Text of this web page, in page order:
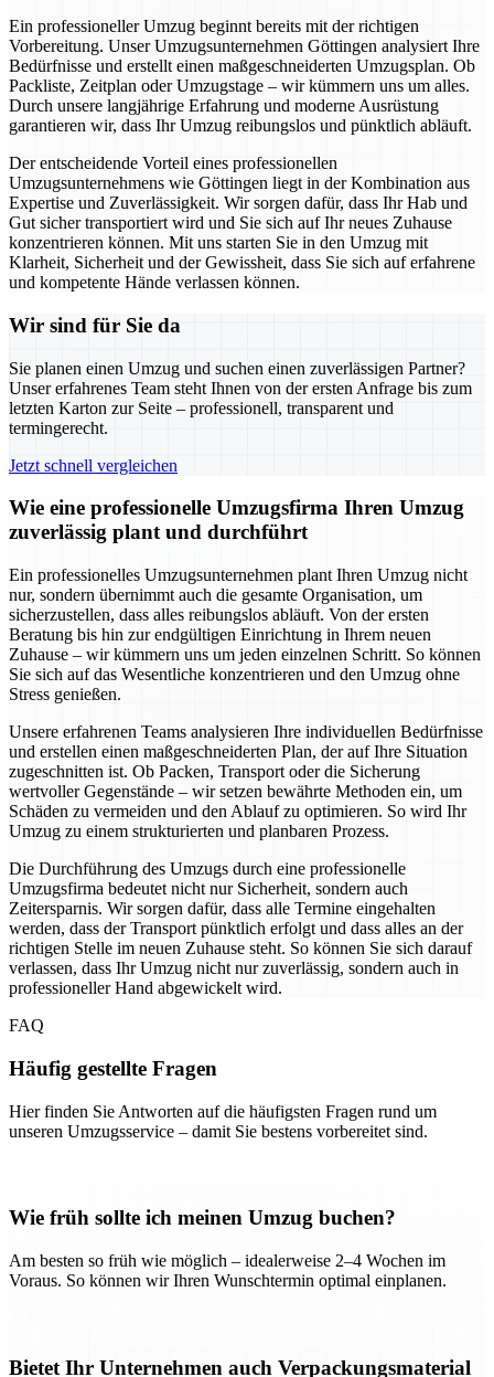
Ein professioneller Umzug beginnt bereits mit der richtigen
Vorbereitung. Unser Umzugsunternehmen Göttingen analysiert Ihre
Bedürfnisse und erstellt einen maßgeschneiderten Umzugsplan. Ob
Packliste, Zeitplan oder Umzugstage – wir kümmern uns um alles.
Durch unsere langjährige Erfahrung und moderne Ausrüstung
garantieren wir, dass Ihr Umzug reibungslos und pünktlich abläuft.
Der entscheidende Vorteil eines professionellen
Umzugsunternehmens wie Göttingen liegt in der Kombination aus
Expertise und Zuverlässigkeit. Wir sorgen dafür, dass Ihr Hab und
Gut sicher transportiert wird und Sie sich auf Ihr neues Zuhause
konzentrieren können. Mit uns starten Sie in den Umzug mit
Klarheit, Sicherheit und der Gewissheit, dass Sie sich auf erfahrene
und kompetente Hände verlassen können.
Wir sind für Sie da
Sie planen einen Umzug und suchen einen zuverlässigen Partner?
Unser erfahrenes Team steht Ihnen von der ersten Anfrage bis zum
letzten Karton zur Seite – professionell, transparent und
termingerecht.
Jetzt schnell vergleichen
Wie eine professionelle Umzugsfirma Ihren Umzug
zuverlässig plant und durchführt
Ein professionelles Umzugsunternehmen plant Ihren Umzug nicht
nur, sondern übernimmt auch die gesamte Organisation, um
sicherzustellen, dass alles reibungslos abläuft. Von der ersten
Beratung bis hin zur endgültigen Einrichtung in Ihrem neuen
Zuhause – wir kümmern uns um jeden einzelnen Schritt. So können
Sie sich auf das Wesentliche konzentrieren und den Umzug ohne
Stress genießen.
Unsere erfahrenen Teams analysieren Ihre individuellen Bedürfnisse
und erstellen einen maßgeschneiderten Plan, der auf Ihre Situation
zugeschnitten ist. Ob Packen, Transport oder die Sicherung
wertvoller Gegenstände – wir setzen bewährte Methoden ein, um
Schäden zu vermeiden und den Ablauf zu optimieren. So wird Ihr
Umzug zu einem strukturierten und planbaren Prozess.
Die Durchführung des Umzugs durch eine professionelle
Umzugsfirma bedeutet nicht nur Sicherheit, sondern auch
Zeitersparnis. Wir sorgen dafür, dass alle Termine eingehalten
werden, dass der Transport pünktlich erfolgt und dass alles an der
richtigen Stelle im neuen Zuhause steht. So können Sie sich darauf
verlassen, dass Ihr Umzug nicht nur zuverlässig, sondern auch in
professioneller Hand abgewickelt wird.
FAQ
Häufig gestellte Fragen
Hier finden Sie Antworten auf die häufigsten Fragen rund um
unseren Umzugsservice – damit Sie bestens vorbereitet sind.
Wie früh sollte ich meinen Umzug buchen?
Am besten so früh wie möglich – idealerweise 2–4 Wochen im
Voraus. So können wir Ihren Wunschtermin optimal einplanen.
Bietet Ihr Unternehmen auch Verpackungsmaterial